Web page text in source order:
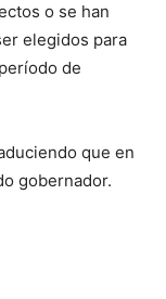
o se han
elegidos para
de
que en
gobernador.